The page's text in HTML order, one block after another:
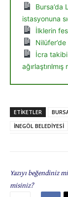
Bursa’da
istasyonuna
İlklerin
İcra
ETIKETLER
İNEGÖL BELEDİYESİ
Yazıyı beğendiniz
misiniz?